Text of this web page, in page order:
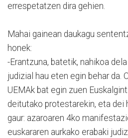
errespetatzen dira gehien.
Mahai gainean daukagu
honek:
-Erantzuna, batetik, nahikoa
judizial hau eten egin behar da.
UEMAk bat egin zuen
deitutako protestarekin, eta dei
gaur: azaroaren 4ko
euskararen aurkako erabaki